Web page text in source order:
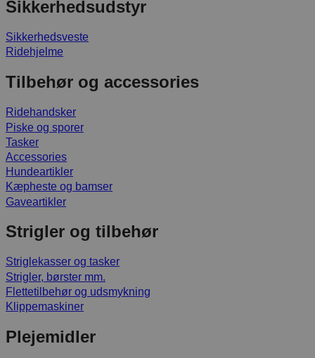
Sikkerhedsudstyr
Sikkerhedsveste
Ridehjelme
Tilbehør og accessories
Ridehandsker
Piske og sporer
Tasker
Accessories
Hundeartikler
Kæpheste og bamser
Gaveartikler
Strigler og tilbehør
Striglekasser og tasker
Strigler, børster mm.
Flettetilbehør og udsmykning
Klippemaskiner
Plejemidler